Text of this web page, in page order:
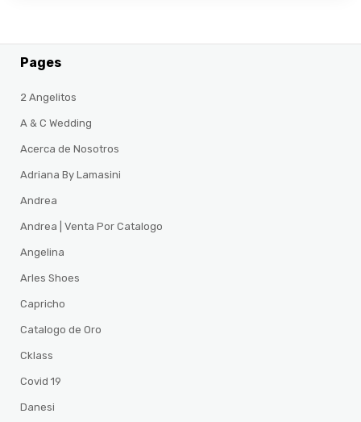
Pages
2 Angelitos
A & C Wedding
Acerca de Nosotros
Adriana By Lamasini
Andrea
Andrea | Venta Por Catalogo
Angelina
Arles Shoes
Capricho
Catalogo de Oro
Cklass
Covid 19
Danesi